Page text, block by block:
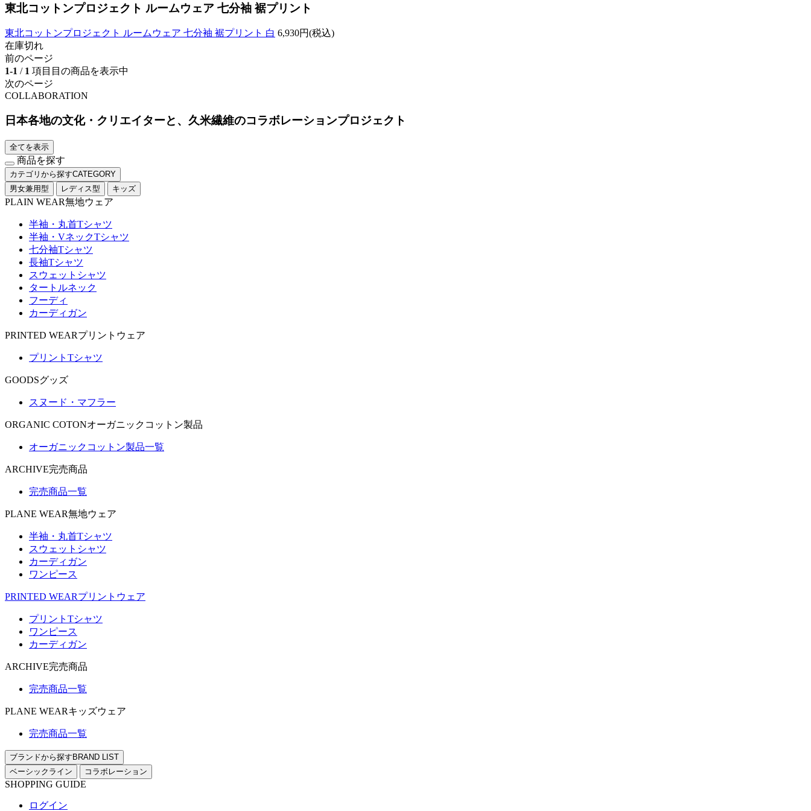
東北コットンプロジェクト ルームウェア 七分袖 裾プリント
東北コットンプロジェクト ルームウェア 七分袖 裾プリント 白 6,930円(税込)
在庫切れ
前のページ
1-1 / 1 項目目の商品を表示中
次のページ
COLLABORATION
日本各地の文化・クリエイターと、久米繊維のコラボレーションプロジェクト
全てを表示
商品を探す
カテゴリから探すCATEGORY
男女兼用型
レディス型 キッズ
PLAIN WEAR無地ウェア
半袖・丸首Tシャツ
半袖・VネックTシャツ
七分袖Tシャツ
長袖Tシャツ
スウェットシャツ
タートルネック
フーディ
カーディガン
PRINTED WEARプリントウェア
プリントTシャツ
GOODSグッズ
スヌード・マフラー
ORGANIC COTONオーガニックコットン製品
オーガニックコットン製品一覧
ARCHIVE完売商品
完売商品一覧
PLANE WEAR無地ウェア
半袖・丸首Tシャツ
スウェットシャツ
カーディガン
ワンピース
PRINTED WEARプリントウェア
プリントTシャツ
ワンピース
カーディガン
ARCHIVE完売商品
完売商品一覧
PLANE WEARキッズウェア
完売商品一覧
ブランドから探す BRAND LIST
ベーシックライン
コラボレーション
SHOPPING GUIDE
ログイン